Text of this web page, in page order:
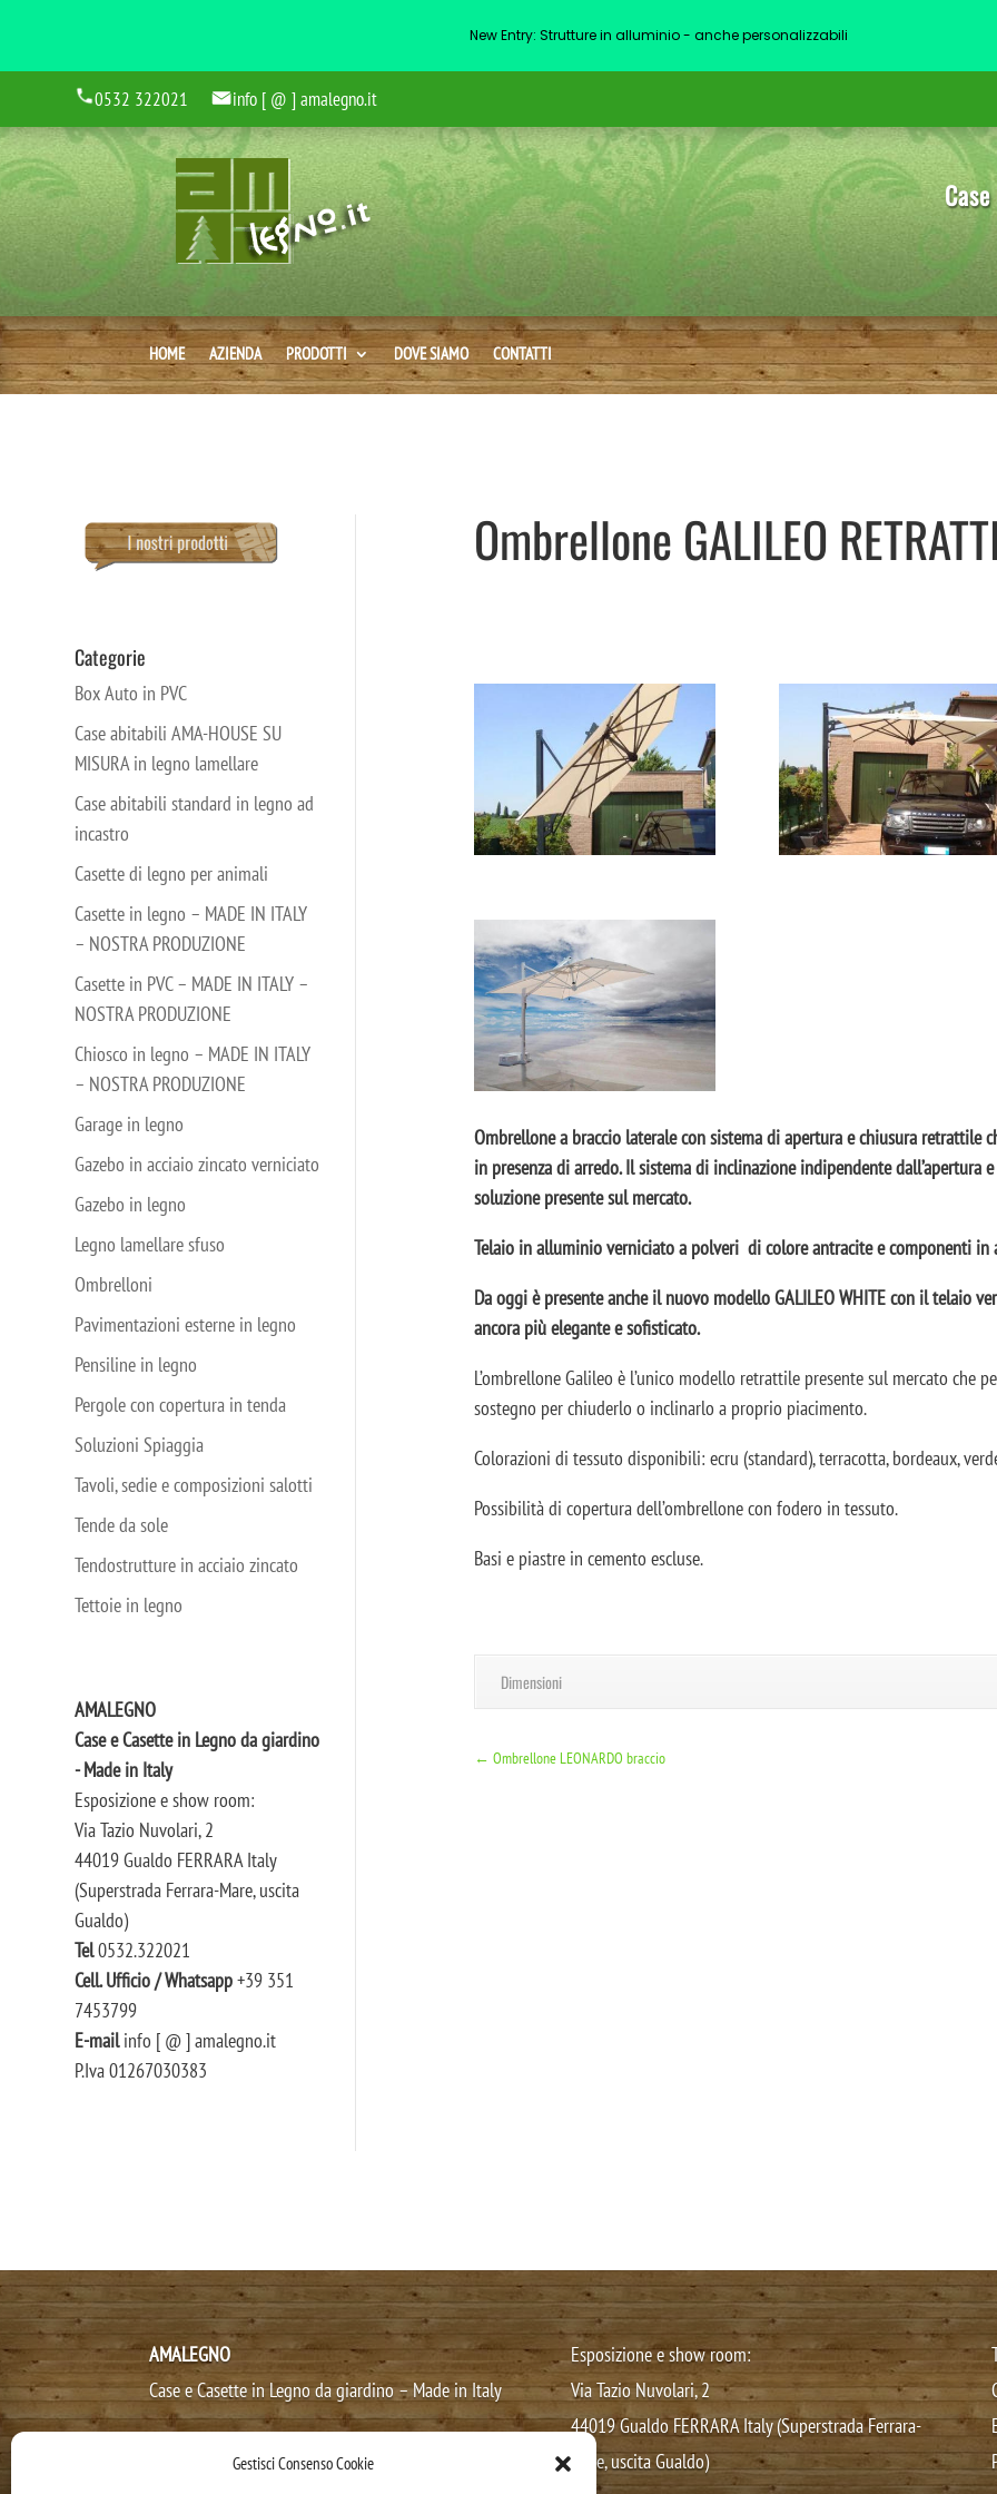
Gestisci Consenso Cookie
0532 322021 info [ @ ] amalegno.it
HOME AZIENDA PRODOTTI DOVE SIAMO CONTATTI
Categorie
Box Auto in PVC
Case abitabili AMA-HOUSE SU
MISURA in legno lamellare
Case abitabili standard in legno ad
incastro
Casette di legno per animali
Casette in legno – MADE IN ITALY
– NOSTRA PRODUZIONE
Casette in PVC – MADE IN ITALY –
NOSTRA PRODUZIONE
Chiosco in legno – MADE IN ITALY
– NOSTRA PRODUZIONE
Garage in legno
Gazebo in acciaio zincato verniciato
Gazebo in legno
Legno lamellare sfuso
Ombrelloni
Pavimentazioni esterne in legno
Pensiline in legno
Pergole con copertura in tenda
Soluzioni Spiaggia
Tavoli, sedie e composizioni salotti
Tende da sole
Tendostrutture in acciaio zincato
Tettoie in legno
AMALEGNO
Case e Casette in Legno da giardino
- Made in Italy
Esposizione e show room:
Via Tazio Nuvolari, 2
44019 Gualdo FERRARA Italy
(Superstrada Ferrara-Mare, uscita
Gualdo)
Tel0532.322021
Cell. Ufficio / Whatsapp+39 351
7453799
E-mailinfo [ @ ] amalegno.it
P.Iva 01267030383
Ombrellone GALILEO
Ombrellone a braccio laterale con sistema di apertura e chiusura retrattile
in presenza di arredo. Il sistema di inclinazione indipendente
soluzione presente sul mercato.
Telaio in alluminio verniciato a polveri di colore antracite e componenti in
Da oggi è presente anche il nuovo modello GALILEO WHITE con il telaio
ancora più elegante e sofisticato.
L’ombrellone Galileo è l’unico modello retrattile presente sul mercato che
sostegno per chiuderlo o inclinarlo a proprio piacimento.
Colorazioni di tessuto disponibili: ecru (standard), terracotta, bordeaux,
Possibilità di copertura dell’ombrellone con fodero in tessuto.
Basi e piastre in cemento escluse.
Dimensioni
←Ombrellone LEONARDO braccio
AMALEGNO
Case e Casette in Legno da giardino – Made in Italy
Esposizione e show room:
Via Tazio Nuvolari, 2
44019 Gualdo FERRARA Italy (Superstrada Ferrara-
Mare, uscita Gualdo)
New Entry: Strutture in alluminio - anche personalizzabili